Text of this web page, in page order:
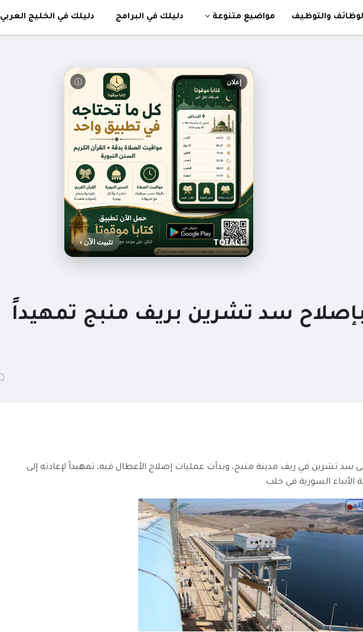
والتوظيف مواضيع متنوعة دليلك في البرامج دليلك في الخليج العربي
ⓘ إعلان
TOIALL تثبيت الآن ›
بإصلاح سد تشرين بريف منبج تمهيداً
تشرين في ريف مدينة منبج، وبدأت عمليات إصلاح الأعطال فيه، تمهيداً لإعادته إلى
الأنباء السورية في حلب.